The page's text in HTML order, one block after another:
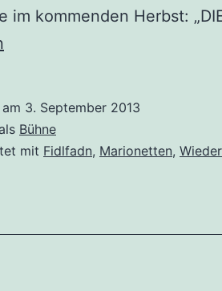
im kommenden Herbst:
3. September 2013
Bühne
mit Fidlfadn, Marionetten,